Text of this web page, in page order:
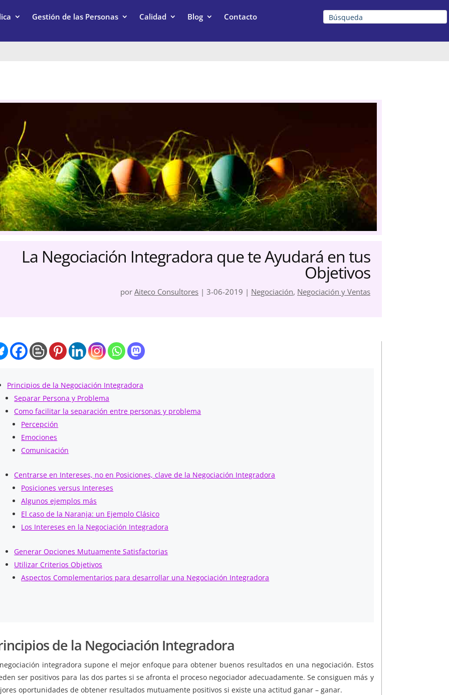
Gestión de las Personas Calidad Blog Contacto
La Negociación Integradora que te Ayudará en tus
Objetivos
porAiteco Consultores |3-06-2019 | Negociación, Negociación y Ventas
Principios de la Negociación Integradora
Separar Persona y Problema
Como facilitar la separación entre personas y problema
Percepción
Emociones
Comunicación
Centrarse en Intereses, no en Posiciones, clave de la Negociación Integradora
Posiciones versus Intereses
Algunos ejemplos más
El caso de la Naranja: un Ejemplo Clásico
Los Intereses en la Negociación Integradora
Generar Opciones Mutuamente Satisfactorias
Utilizar Criterios Objetivos
Aspectos Complementarios para desarrollar una Negociación Integradora
de la Negociación Integradora
integradora supone el mejor enfoque para obtener buenos resultados en una negociación. Estos
ser positivos para las dos partes si se afronta el proceso negociador adecuadamente. Se consiguen más y
oportunidades de obtener resultados mutuamente positivos si existe una actitud ganar – ganar.